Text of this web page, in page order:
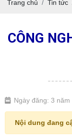
Trang chủ Tin tức
CÔNG
Ngày đăng: 3
Nội dung đang